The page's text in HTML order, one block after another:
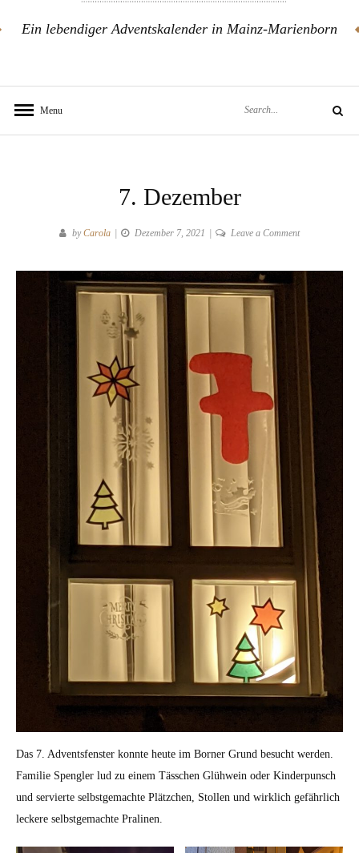
Ein lebendiger Adventskalender in Mainz-Marienborn
Menu Search
7. Dezember
byCarola Dezember 7, 2021 Leave a Commenton
Das 7. Adventsfenster konnte heute im Borner Grund besucht werden.
Familie Spengler lud zu einem Tässchen Glühwein oder Kinderpunsch
und servierte selbstgemachte Plätzchen, Stollen und wirklich gefährlich
leckere selbstgemachte Pralinen.